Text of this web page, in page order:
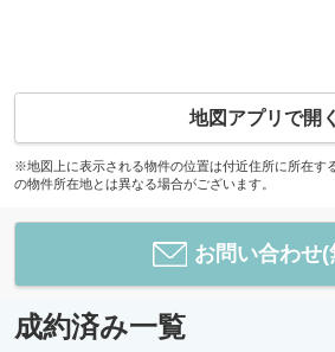
地図アプリで開く
※地図上に表示される物件の位置は付近住所に所在す
の物件所在地とは異なる場合がございます。
お問い合わせ(
成約済み一覧